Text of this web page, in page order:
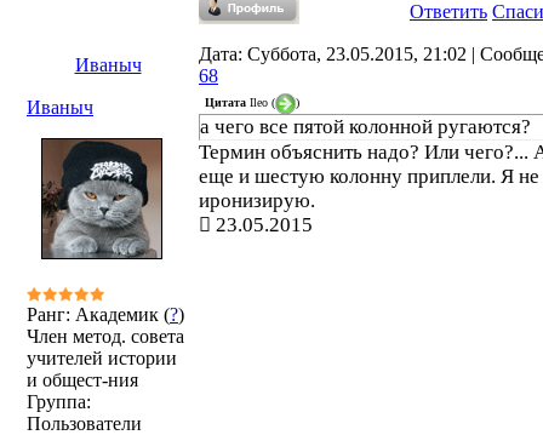
Ответить
Иваныч
Дата: Суббота, 23.05.2015, 21:02 |
68
Иваныч
Ранг: Академик (?)
Член метод. совета
учителей истории
и общест-ния
Группа:
Пользователи
Цитата Ileo ( )
а чего все пятой колонной ругаются?
Термин объяснить надо? Или чего?...
еще и шестую колонну приплели. Я не
иронизирую.
23.05.2015